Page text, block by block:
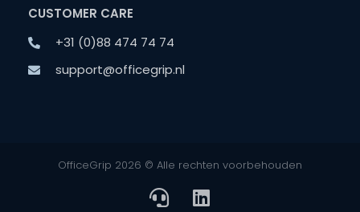
CUSTOMER CARE
+31 (0)88 474 74 74
support@officegrip.nl
OfficeGrip 2026 © Alle rechten voorbehouden